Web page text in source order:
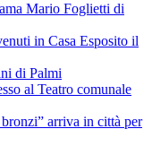
Mario Foglietti di
in Casa Esposito il
di Palmi
al Teatro comunale
arriva in città per